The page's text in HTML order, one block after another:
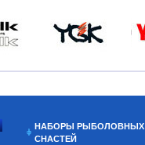
НАБОРЫ РЫБОЛОВНЫХ
СНАСТЕЙ